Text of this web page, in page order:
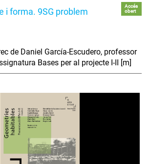
i forma. 9SG problem
Accés
obert
de Daniel García-Escudero, professor
Bases per al projecte I-II [m]